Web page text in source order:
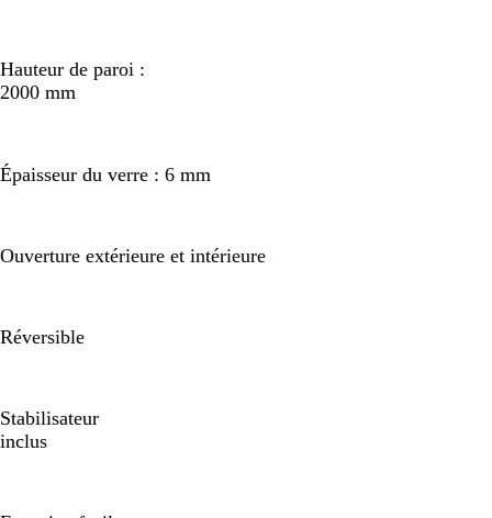
Hauteur de paroi :
2000 mm
Épaisseur du verre : 6 mm
Ouverture extérieure et intérieure
Réversible
Stabilisateur
inclus